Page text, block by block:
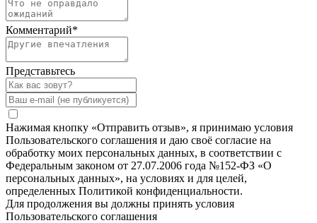
Комментарий*
Представьтесь
Нажимая кнопку «Отправить отзыв», я принимаю условия
Пользовательского соглашения и даю своё согласие на
обработку моих персональных данных, в соответствии с
Федеральным законом от 27.07.2006 года №152-ФЗ «О
персональных данных», на условиях и для целей,
определенных Политикой конфиденциальности.
Для продолжения вы должны принять условия
Пользовательского соглашения